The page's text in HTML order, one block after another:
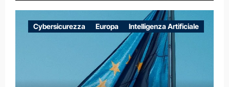
CASO DELLE RETI ELETTRICHE
EUROPEE NEL CONTESTO DELLA
GUERRA IBRIDA
Cybersicurezza Europa Intelligenza Artificiale